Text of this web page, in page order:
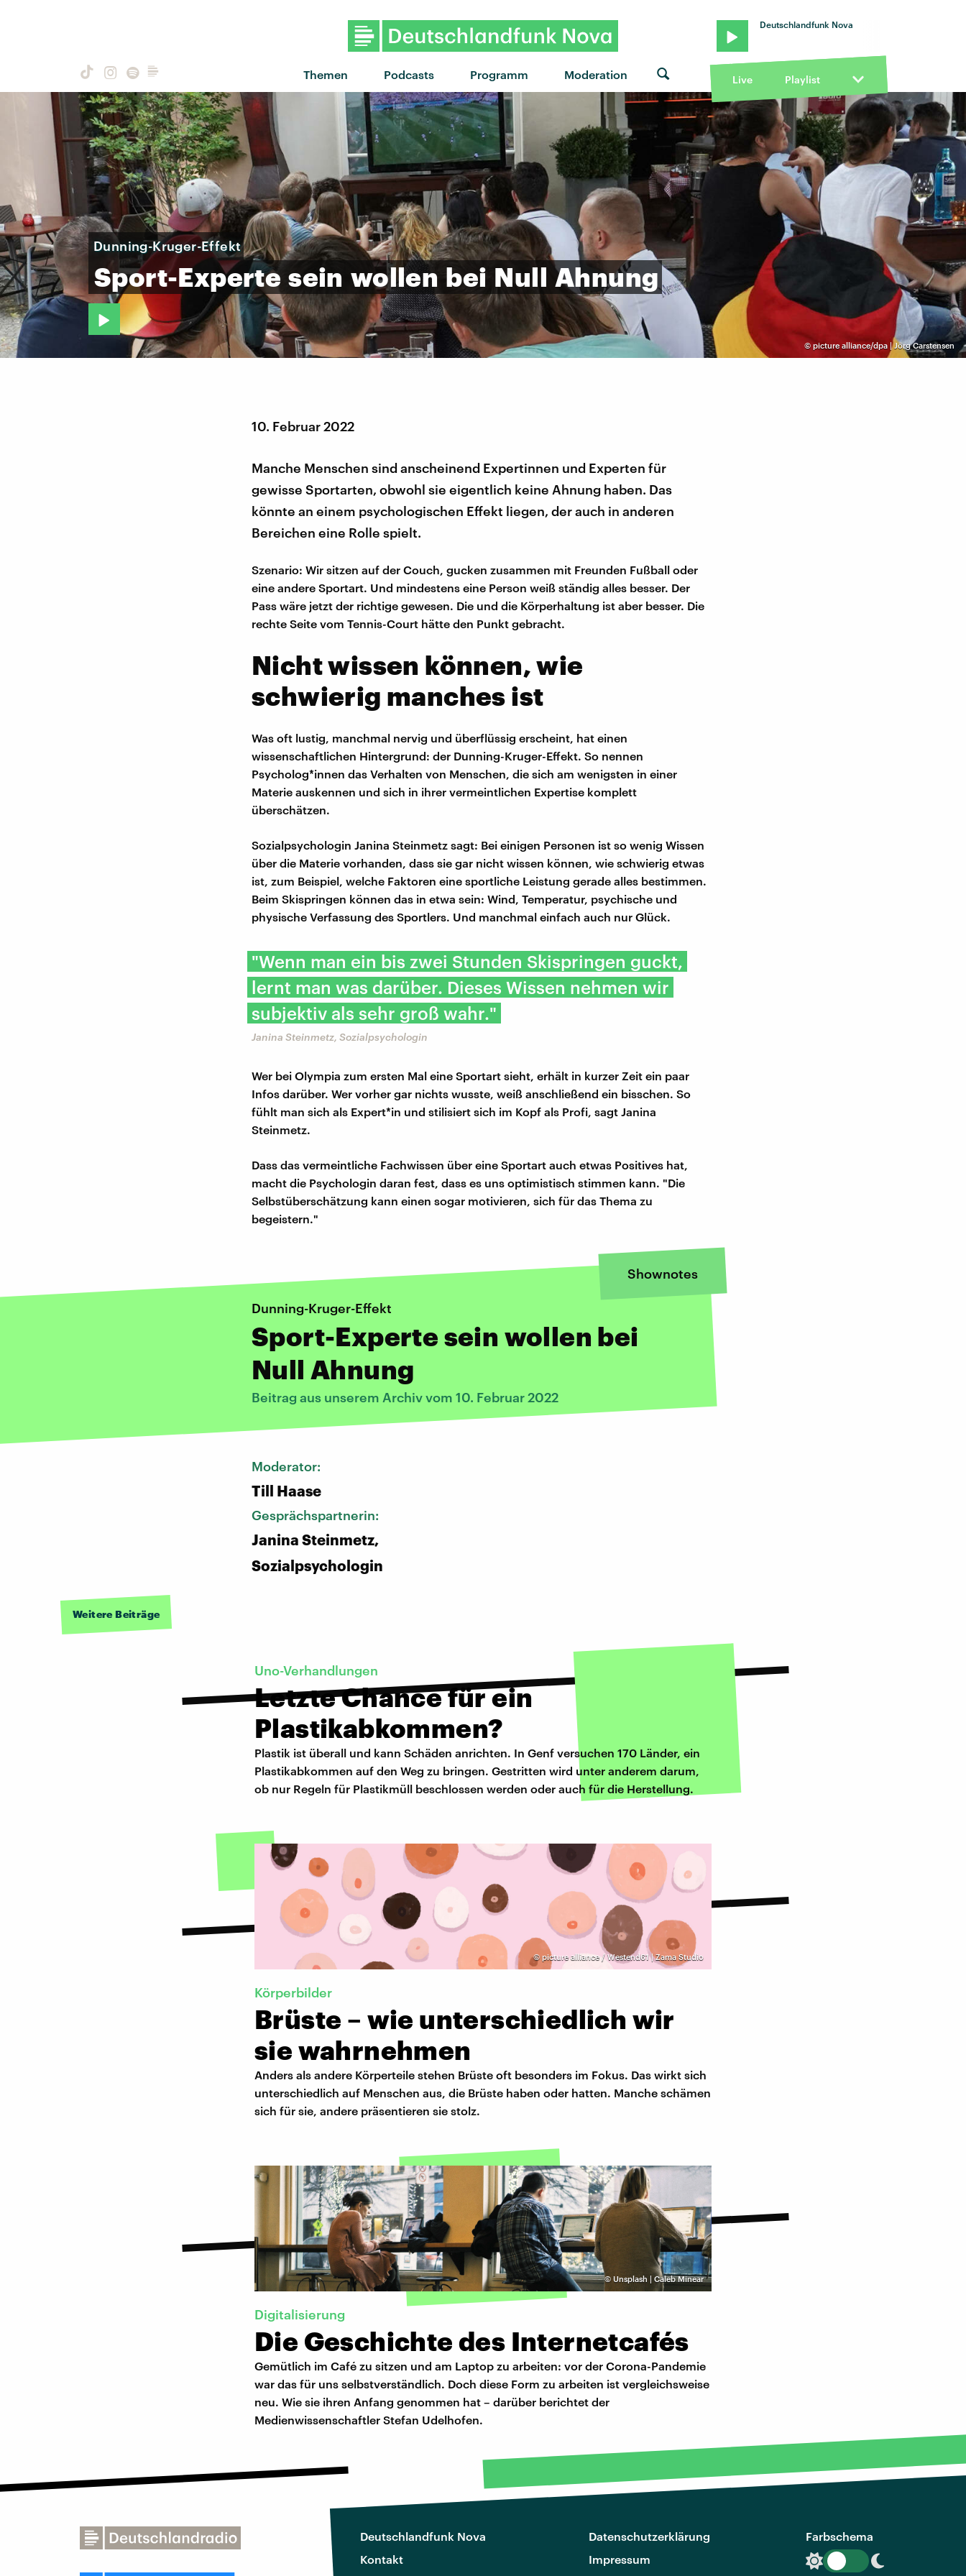
Themen Podcasts Programm Moderation
Deutschlandfunk Nova
Live Playlist
© picture alliance/dpa | Jörg Carstensen
Dunning-Kruger-Effekt
Sport-Experte sein wollen bei Null Ahnung
10. Februar 2022
Manche Menschen sind anscheinend Expertinnen und Experten für
gewisse Sportarten, obwohl sie eigentlich keine Ahnung haben. Das
könnte an einem psychologischen Effekt liegen, der auch in anderen
Bereichen eine Rolle spielt.
Szenario: Wir sitzen auf der Couch, gucken zusammen mit Freunden Fußball oder
eine andere Sportart. Und mindestens eine Person weiß ständig alles besser. Der
Pass wäre jetzt der richtige gewesen. Die und die Körperhaltung ist aber besser. Die
rechte Seite vom Tennis-Court hätte den Punkt gebracht.
Nicht wissen können, wie
schwierig manches ist
Was oft lustig, manchmal nervig und überflüssig erscheint, hat einen
wissenschaftlichen Hintergrund: der Dunning-Kruger-Effekt. So nennen
Psycholog*innen das Verhalten von Menschen, die sich am wenigsten in einer
Materie auskennen und sich in ihrer vermeintlichen Expertise komplett
überschätzen.
Sozialpsychologin Janina Steinmetz sagt: Bei einigen Personen ist so wenig Wissen
über die Materie vorhanden, dass sie gar nicht wissen können, wie schwierig etwas
ist, zum Beispiel, welche Faktoren eine sportliche Leistung gerade alles bestimmen.
Beim Skispringen können das in etwa sein: Wind, Temperatur, psychische und
physische Verfassung des Sportlers. Und manchmal einfach auch nur Glück.
"Wenn man ein bis zwei Stunden Skispringen guckt,
lernt man was darüber. Dieses Wissen nehmen wir
subjektiv als sehr groß wahr."
Janina Steinmetz, Sozialpsychologin
Wer bei Olympia zum ersten Mal eine Sportart sieht, erhält in kurzer Zeit ein paar
Infos darüber. Wer vorher gar nichts wusste, weiß anschließend ein bisschen. So
fühlt man sich als Expert*in und stilisiert sich im Kopf als Profi, sagt Janina
Steinmetz.
Dass das vermeintliche Fachwissen über eine Sportart auch etwas Positives hat,
macht die Psychologin daran fest, dass es uns optimistisch stimmen kann. "Die
Selbstüberschätzung kann einen sogar motivieren, sich für das Thema zu
begeistern."
Shownotes
Dunning-Kruger-Effekt
Sport-Experte sein wollen bei
Null Ahnung
Beitrag aus unserem Archiv vom 10. Februar 2022
Moderator:
Till Haase
Gesprächspartnerin:
Janina Steinmetz,
Sozialpsychologin
Weitere Beiträge
Uno-Verhandlungen
Letzte Chance für ein
Plastikabkommen?
Plastik ist überall und kann Schäden anrichten. In Genf versuchen 170 Länder, ein
Plastikabkommen auf den Weg zu bringen. Gestritten wird unter anderem darum,
ob nur Regeln für Plastikmüll beschlossen werden oder auch für die Herstellung.
© picture alliance / Westend61 | Zama Studio
Körperbilder
Brüste – wie unterschiedlich wir
sie wahrnehmen
Anders als andere Körperteile stehen Brüste oft besonders im Fokus. Das wirkt sich
unterschiedlich auf Menschen aus, die Brüste haben oder hatten. Manche schämen
sich für sie, andere präsentieren sie stolz.
©Unsplash | Caleb Minear
Digitalisierung
Die Geschichte des Internetcafés
Gemütlich im Café zu sitzen und am Laptop zu arbeiten: vor der Corona-Pandemie
war das für uns selbstverständlich. Doch diese Form zu arbeiten ist vergleichsweise
neu. Wie sie ihren Anfang genommen hat – darüber berichtet der
Medienwissenschaftler Stefan Udelhofen.
Deutschlandfunk Nova
Kontakt
Datenschutzerklärung
Impressum
Farbschema